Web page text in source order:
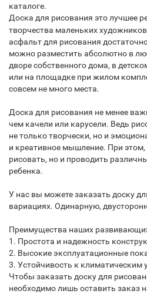
каталоге.
Доска для рисования это лучшее
творчества маленьких
асфальт для рисования
можно разместить абсолютно в
дворе собственного дома, в
или на площадке при жилом
совсем не много места.
Доска для рисования не менее
чем качели или карусели. Ведь
не только творчески, но и
и креативное мышление. При
рисовать, но и проводить
ребенка.
У нас вы можете заказать доску
вариациях. Одинарную,
Преимущества наших
1. Простота и надежность
2. Высокие эксплуатационные
3. Устойчивость к климатическим
Чтобы заказать доску для
необходимо лишь оставить заказ